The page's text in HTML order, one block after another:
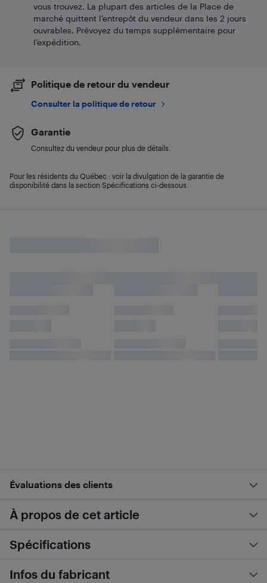
vous trouvez. La plupart des articles de la Place de
marché quittent l’entrepôt du vendeur dans les 2 jours
ouvrables. Prévoyez du temps supplémentaire pour
l’expédition.
Politique de retour du vendeur
Consulter la politique de retour
Garantie
Consultez du vendeur pour plus de détails.
Pour les résidents du Québec : voir la divulgation de la garantie de
disponibilité dans la section Spécifications ci-dessous.
Évaluations des clients
À propos de cet article
Spécifications
Infos du fabricant